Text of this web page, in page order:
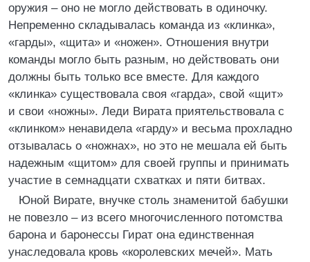
оружия – оно не могло действовать в одиночку.
Непременно складывалась команда из «клинка»,
«гарды», «щита» и «ножен». Отношения внутри
команды могло быть разным, но действовать они
должны быть только все вместе. Для каждого
«клинка» существовала своя «гарда», свой «щит»
и свои «ножны». Леди Вирата приятельствовала с
«клинком» ненавидела «гарду» и весьма прохладно
отзывалась о «ножнах», но это не мешала ей быть
надежным «щитом» для своей группы и принимать
участие в семнадцати схватках и пяти битвах.
Юной Вирате, внучке столь знаменитой бабушки
не повезло – из всего многочисленного потомства
барона и баронессы Гират она единственная
унаследовала кровь «королевских мечей». Мать